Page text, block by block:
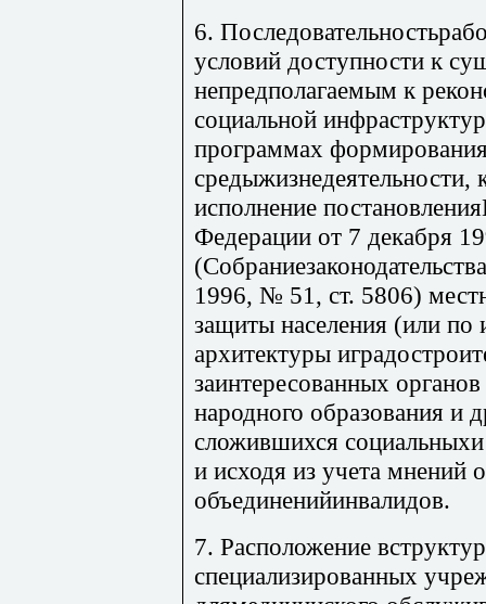
6.
условий доступности к
непредполагаемым к
социальной
программах
средыжизнедеятельности,
исполнение
Федерации от 7 декабря
1996, № 51, ст. 5806)
защиты населения (или по
архитектуры
заинтересованных
народного образования и
сложившихся
и исходя из учета мнений
объединенийинвалидов.
7. Расположение
специализированных